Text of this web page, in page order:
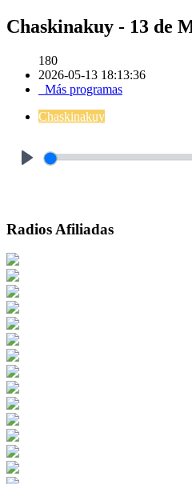
Chaskinakuy - 13 de
180
2026-05-13 18:13:36
Más programas
Chaskinakuy
Radios Afiliadas